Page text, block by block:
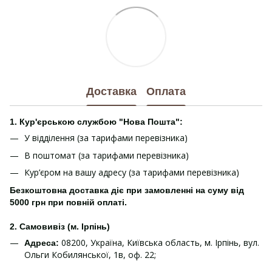
Доставка Оплата
1. Кур'єрською службою "Нова Пошта":
У відділення (за тарифами перевізника)
В поштомат (за тарифами перевізника)
Кур’єром на вашу адресу (за тарифами перевізника)
Безкоштовна доставка діє при замовленні на суму від
5000 грн при повній оплаті.
2. Самовивіз (м. Ірпінь)
Адреса: 08200, Україна, Київська область, м. Ірпінь, вул.
Ольги Кобилянської, 1в, оф. 22;